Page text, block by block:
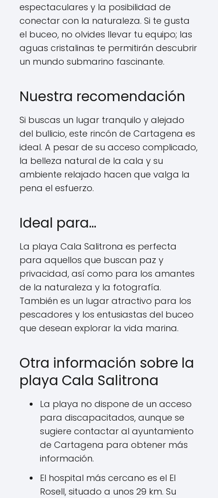
espectaculares y la posibilidad de
conectar con la naturaleza. Si te gusta
el buceo, no olvides llevar tu equipo; las
aguas cristalinas te permitirán descubrir
un mundo submarino fascinante.
Nuestra recomendación
Si buscas un lugar tranquilo y alejado
del bullicio, este rincón de Cartagena es
ideal. A pesar de su acceso complicado,
la belleza natural de la cala y su
ambiente relajado hacen que valga la
pena el esfuerzo.
Ideal para…
La playa Cala Salitrona es perfecta
para aquellos que buscan paz y
privacidad, así como para los amantes
de la naturaleza y la fotografía.
También es un lugar atractivo para los
pescadores y los entusiastas del buceo
que desean explorar la vida marina.
Otra información sobre la
playa Cala Salitrona
La playa no dispone de un acceso
para discapacitados, aunque se
sugiere contactar al ayuntamiento
de Cartagena para obtener más
información.
El hospital más cercano es el El
Rosell, situado a unos 29 km. Su